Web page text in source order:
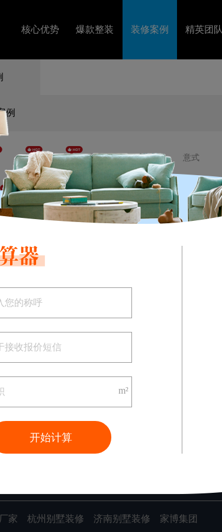
核心优势 爆款整装 装修案例 精英团队
例
欧式 美式 法式 混搭 意式
室 三居室 四居室 五居室 错层
业园内)
家 杭州别墅装修 济南别墅装修 家博集团
m²
开始计算